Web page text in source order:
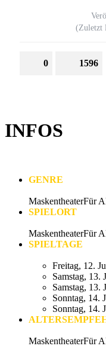
(Zuletzt
0 1596
INFOS
GENRE
MaskentheaterFür
SPIELORT
MaskentheaterFür
SPIELTAGE
Freitag, 12.
Samstag, 13.
Samstag, 13.
Sonntag, 14.
Sonntag, 14.
MaskentheaterFür